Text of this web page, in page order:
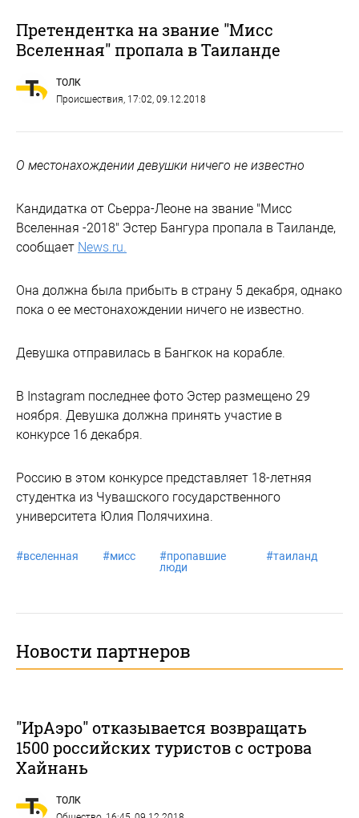
Претендентка на звание "Мисс
Вселенная" пропала в Таиланде
ТОЛК
Происшествия, 17:02, 09.12.2018
О местонахождении девушки ничего не известно
Кандидатка от Сьерра-Леоне на звание "Мисс
Вселенная -2018" Эстер Бангура пропала в Таиланде,
сообщает News.ru.
Она должна была прибыть в страну 5 декабря, однако
пока о ее местонахождении ничего не известно.
Девушка отправилась в Бангкок на корабле.
В Instagram последнее фото Эстер размещено 29
ноября. Девушка должна принять участие в
конкурсе 16 декабря.
Россию в этом конкурсе представляет 18-летняя
студентка из Чувашского государственного
университета Юлия Полячихина.
#вселенная #мисс #пропавшие
люди
#таиланд
Новости партнеров
"ИрАэро" отказывается возвращать
1500 российских туристов с острова
Хайнань
ТОЛК